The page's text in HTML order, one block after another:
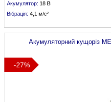
Акумулятор: 18 В
Вібрація: 4,1 м/с²
Акумуляторний кущоріз
-27%